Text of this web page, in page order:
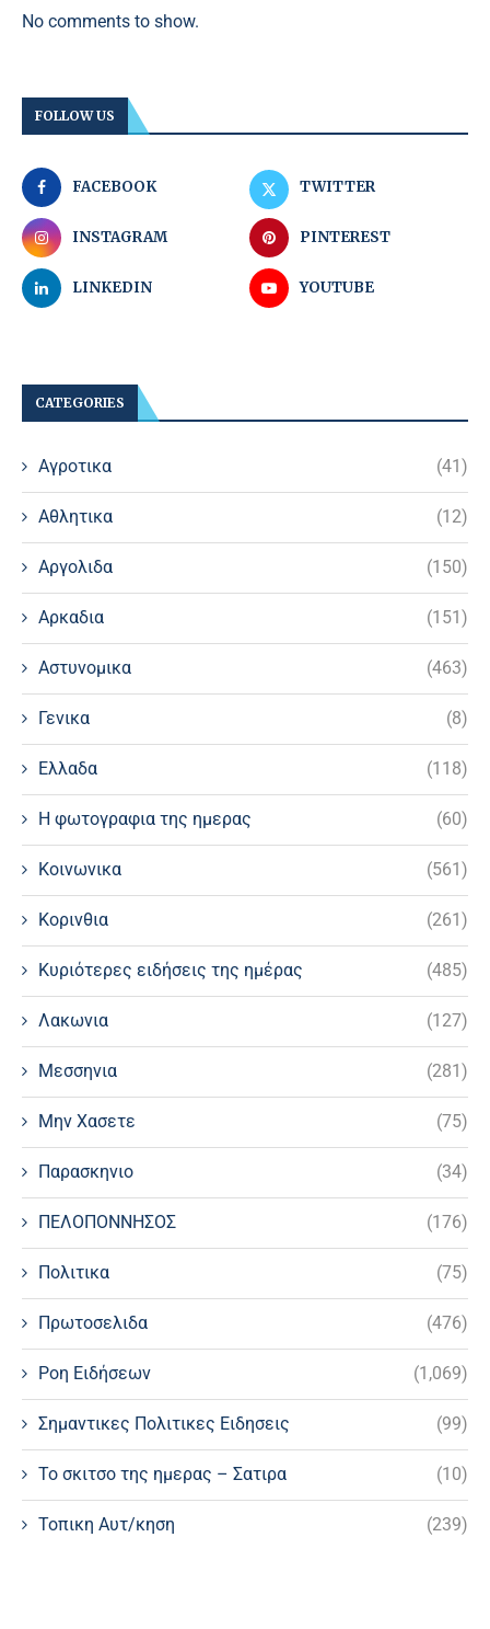
No comments to show.
FOLLOW US
FACEBOOK TWITTER
INSTAGRAM PINTEREST
LINKEDIN YOUTUBE
CATEGORIES
Αγροτικα (41)
Αθλητικα (12)
Αργολιδα (150)
Αρκαδια (151)
Αστυνομικα (463)
Γενικα (8)
Ελλαδα (118)
Η φωτογραφια της ημερας (60)
Κοινωνικα (561)
Κορινθια (261)
Κυριότερες ειδήσεις της ημέρας (485)
Λακωνια (127)
Μεσσηνια (281)
Μην Χασετε (75)
Παρασκηνιο (34)
ΠΕΛΟΠΟΝΝΗΣΟΣ (176)
Πολιτικα (75)
Πρωτοσελιδα (476)
Ροη Ειδήσεων (1,069)
Σημαντικες Πολιτικες Ειδησεις (99)
Το σκιτσο της ημερας – Σατιρα (10)
Τοπικη Αυτ/κηση (239)